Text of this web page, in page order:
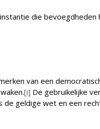
die
van een
[i] De gebruikelijke
geldige wet en een